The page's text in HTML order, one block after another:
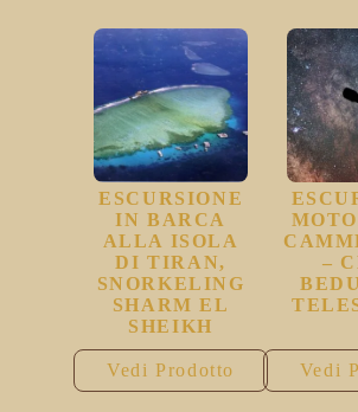
ESCURSIONE
IN BARCA
ALLA ISOLA
DI TIRAN,
SNORKELING
SHARM EL
SHEIKH
Vedi Prodotto
–
Vedi